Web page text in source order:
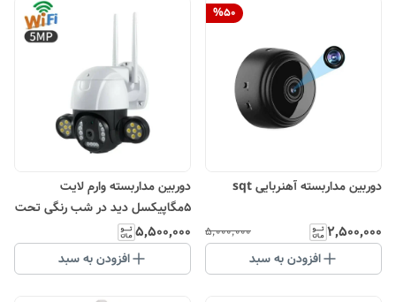
%50
دوربین مداربسته آهنربایی sqt
۲٬۵۰۰٬۰۰۰ ۵٬۰۰۰٬۰۰۰
افزودن به سبد
دوربین مداربسته وارم لایت
5مگاپیکسل دید در شب رنگی تحت
شبکه مدل V380-5MP
۵٬۵۰۰٬۰۰۰
افزودن به سبد